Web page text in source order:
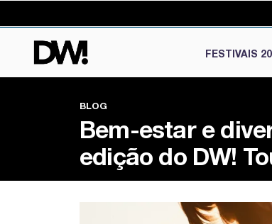
FESTIVAIS
BLOG
Bem-estar e
edição do DW!